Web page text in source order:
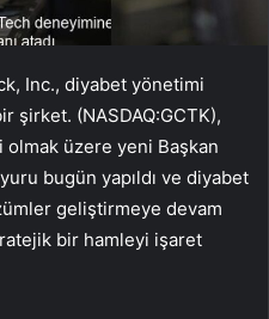
Inc., diyabet yönetimi
şirket. (NASDAQ:GCTK),
olmak üzere yeni Başkan
bugün yapıldı ve diyabet
geliştirmeye devam
bir hamleyi işaret